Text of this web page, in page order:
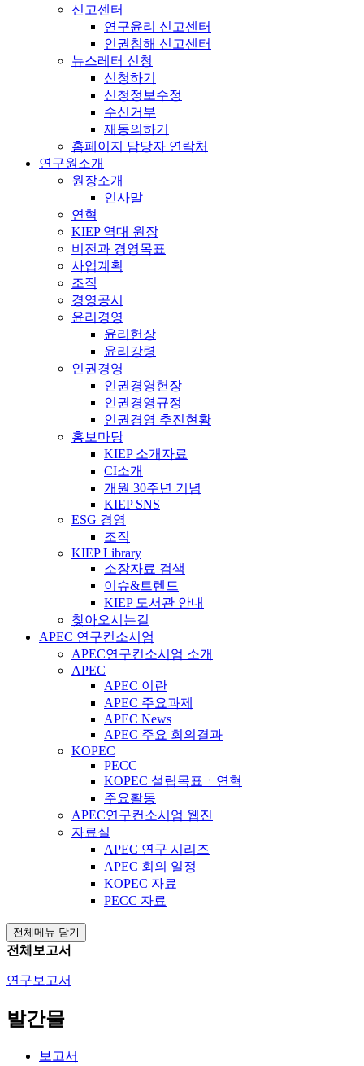
신고센터
연구윤리 신고센터
인권침해 신고센터
뉴스레터 신청
신청하기
신청정보수정
수신거부
재동의하기
홈페이지 담당자 연락처
연구원소개
원장소개
인사말
연혁
KIEP 역대 원장
비전과 경영목표
사업계획
조직
경영공시
윤리경영
윤리헌장
윤리강령
인권경영
인권경영헌장
인권경영규정
인권경영 추진현황
홍보마당
KIEP 소개자료
CI소개
개원 30주년 기념
KIEP SNS
ESG 경영
조직
KIEP Library
소장자료 검색
이슈&트렌드
KIEP 도서관 안내
찾아오시는길
APEC 연구컨소시엄
APEC연구컨소시엄 소개
APEC
APEC 이란
APEC 주요과제
APEC News
APEC 주요 회의결과
KOPEC
PECC
KOPEC 설립목표ㆍ연혁
주요활동
APEC연구컨소시엄 웹진
자료실
APEC 연구 시리즈
APEC 회의 일정
KOPEC 자료
PECC 자료
전체메뉴 닫기
전체보고서
연구보고서
발간물
보고서